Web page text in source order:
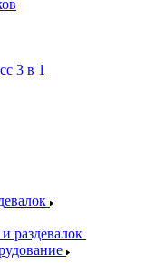
3 в 1
раздевалок